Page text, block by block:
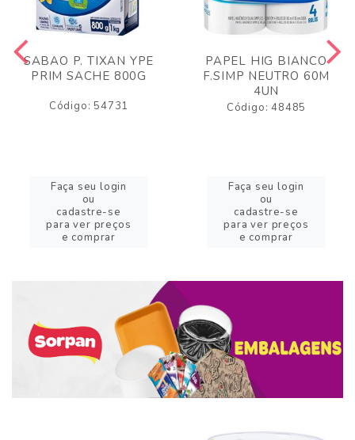
SABAO P. TIXAN YPE
PRIM SACHE 800G
Código: 54731
Faça seu login
ou
cadastre-se
para ver preços
e comprar
PAPEL HIG BIANCO
F.SIMP NEUTRO 60M
4UN
Código: 48485
Faça seu login
ou
cadastre-se
para ver preços
e comprar